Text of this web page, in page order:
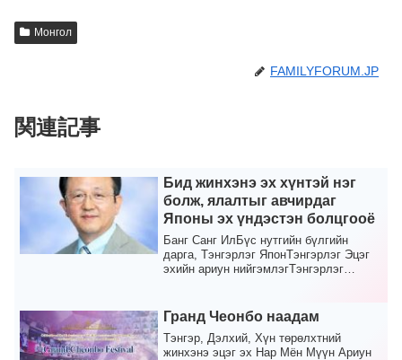
Монгол
FAMILYFORUM.JP
関連記事
Бид жинхэнэ эх хүнтэй нэг
болж, ялалтыг авчирдаг
Японы эх үндэстэн болцгооё
Банг Санг ИлБүс нутгийн бүлгийн
дарга, Тэнгэрлэг ЯпонТэнгэрлэг Эцэг
эхийн ариун нийгэмлэгТэнгэрлэг
Гранд Чеонбо наадам
Тэнгэр, Дэлхий, Хүн төрөлхтний
жинхэнэ эцэг эх Нар Мён Мүүн Ариун